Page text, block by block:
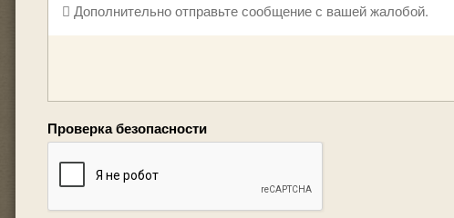
Дополнительно отправьте сообщение с вашей жалобой.
Проверка безопасности